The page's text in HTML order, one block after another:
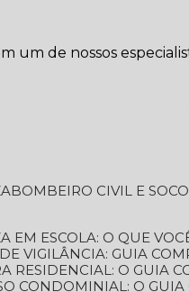
um de nossos
BOMBEIRO CIVIL E
EM ESCOLA: O QUE
DE VIGILÂNCIA: GUIA
RESIDENCIAL: O GUIA
CONDOMINIAL: O